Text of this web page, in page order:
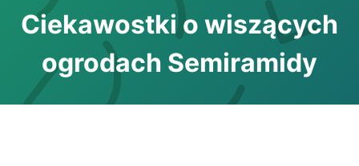
Ciekawostki o wiszących
ogrodach Semiramidy